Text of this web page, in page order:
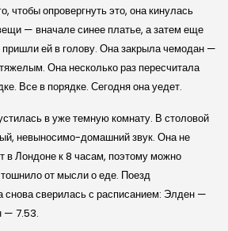
чтобы опровергнуть это, она кинулась
— вначале синее платье, а затем еще
ей в голову. Она закрыла чемодан —
Она несколько раз пересчитала
Все в порядке. Сегодня она уедет.
в уже темную комнату. В столовой
невыносимо-домашний звук. Она не
в Лондоне к 8 часам, поэтому можно
от мысли о еде. Поезд
снова сверилась с расписанием: Элден —
— 7.53.